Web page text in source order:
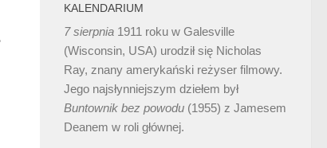
KALENDARIUM
7 sierpnia 1911 roku w Galesville
(Wisconsin, USA) urodził się Nicholas
Ray, znany amerykański reżyser filmowy.
Jego najsłynniejszym dziełem był
Buntownik bez powodu (1955) z Jamesem
Deanem w roli głównej.